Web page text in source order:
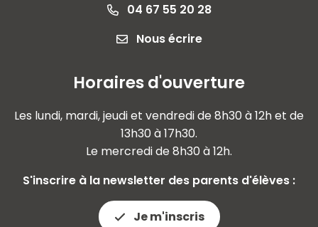
04 67 55 20 28
Nous écrire
Horaires d'ouverture
Les lundi, mardi, jeudi et vendredi de 8h30 à 12h et de
13h30 à 17h30.
Le mercredi de 8h30 à 12h.
S'inscrire à la newsletter des parents d'élèves :
Je m'inscris